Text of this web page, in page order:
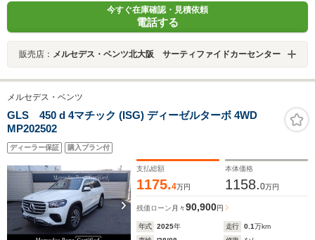
今すぐ在庫確認・見積依頼
電話する
販売店： メルセデス・ベンツ北大阪 サーティファイドカーセンター
メルセデス・ベンツ
GLS 450 d 4マチック (ISG) ディーゼルターボ 4WD
MP202502
ディーラー保証 購入プラン付
支払総額
1175.4万円
本体価格
1158.0万円
残価ローン 月々90,900円
年式 2025年 走行 0.1万km